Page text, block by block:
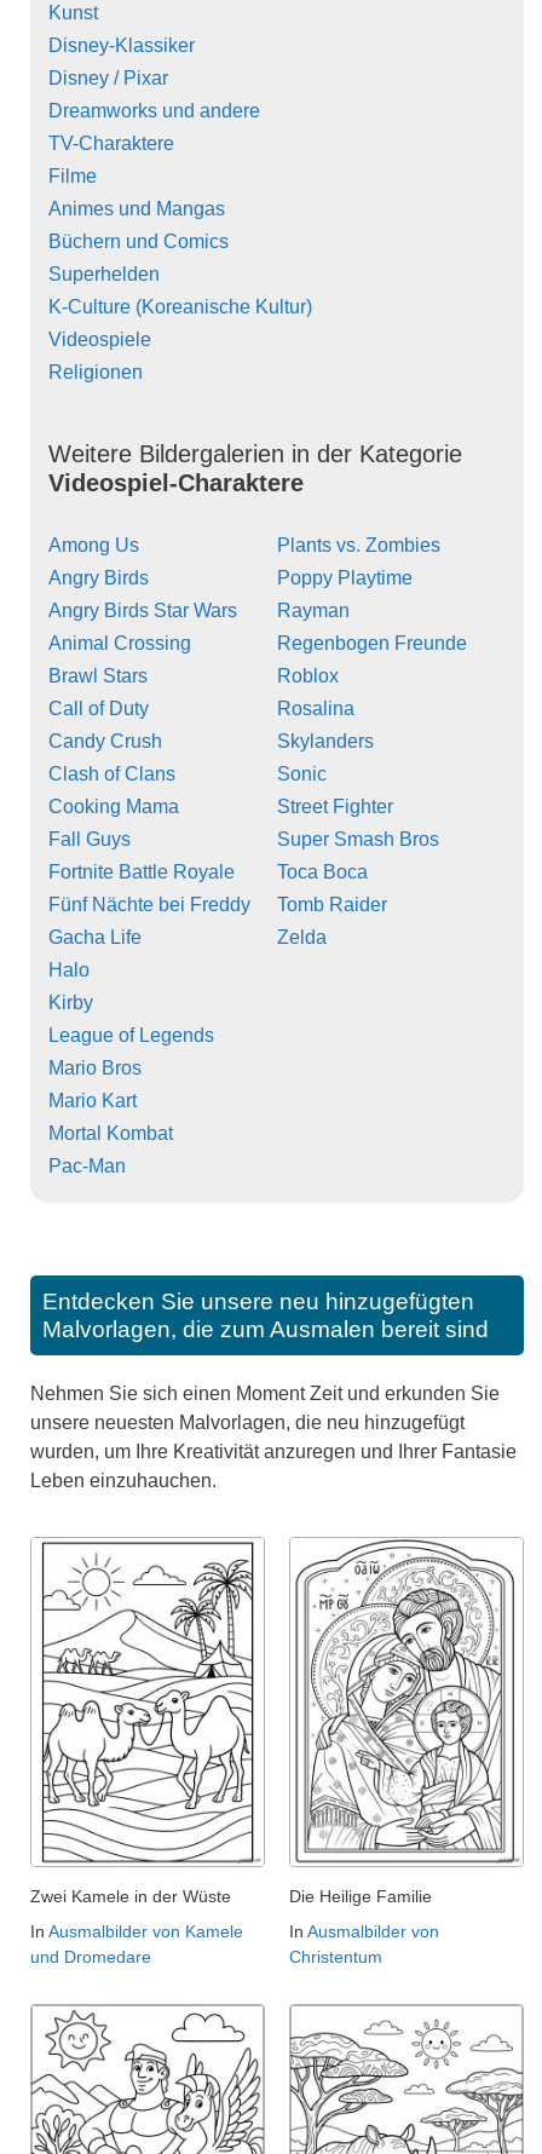
Kunst
Disney-Klassiker
Disney / Pixar
Dreamworks und andere
TV-Charaktere
Filme
Animes und Mangas
Büchern und Comics
Superhelden
K-Culture (Koreanische Kultur)
Videospiele
Religionen
Weitere Bildergalerien in der Kategorie
Videospiel-Charaktere
Among Us
Angry Birds
Angry Birds Star Wars
Animal Crossing
Brawl Stars
Call of Duty
Candy Crush
Clash of Clans
Cooking Mama
Fall Guys
Fortnite Battle Royale
Fünf Nächte bei Freddy
Gacha Life
Halo
Kirby
League of Legends
Mario Bros
Mario Kart
Mortal Kombat
Pac-Man
Plants vs. Zombies
Poppy Playtime
Rayman
Regenbogen Freunde
Roblox
Rosalina
Skylanders
Sonic
Street Fighter
Super Smash Bros
Toca Boca
Tomb Raider
Zelda
Entdecken Sie unsere neu hinzugefügten
Malvorlagen, die zum Ausmalen bereit sind
Nehmen Sie sich einen Moment Zeit und erkunden Sie
unsere neuesten Malvorlagen, die neu hinzugefügt
wurden, um Ihre Kreativität anzuregen und Ihrer Fantasie
Leben einzuhauchen.
Zwei Kamele in der Wüste
In Ausmalbilder von Kamele
und Dromedare
Die Heilige Familie
In Ausmalbilder von
Christentum